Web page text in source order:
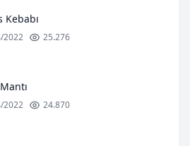
Kebabı
2022 25.276
2022 24.870